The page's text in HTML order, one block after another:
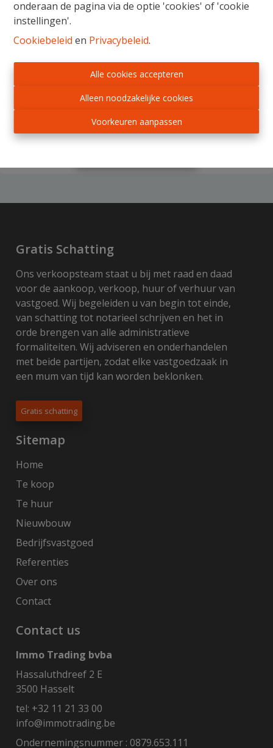
onderaan de pagina via de optie 'cookies' of 'cookie
instellingen'.
Cookiebeleid en Privacybeleid.
Alle cookies accepteren
Alleen noodzakelijke cookies
Voorkeuren aanpassen
Luxemburg
Namen
Oost-Vlaanderen
West-Vlaanderen
Ik wens op de hoogte te blijven van het aanbod.
Door dit formulier te verzenden, verklaart u zich
akkoord met ons
Gratis Schatting
Ons verkoopsteam staat u bij met raad en daad
voor de aankoop, verkoop, huur of verhuur van
vastgoed. Wij begeleiden u van begin tot einde,
van schatting tot notarieel schrijven en het in
orde brengen van alle administratieve
formaliteiten. Wij adviseren en onderhandelen
met beide partijen, zodat elke vastgoedzaak in
een mum van tijd kan worden beklonken.
Gratis schatting
Sitemap
Home
Te koop
Te huur
Nieuwbouw
Bedrijfsvastgoed
Referenties
Over ons
Contact
Contact us
Immo Trading bvba
Hassaluthdreef 2 E
3500 Hasselt
tel: +32 11 21 33 00
info@immotrading.be
Ondernemingsnummer : 0879.653.111